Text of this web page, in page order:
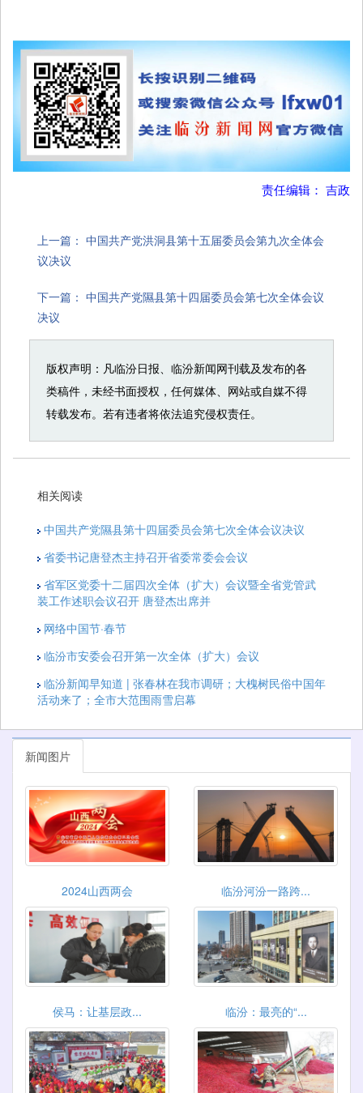
责任编辑： 吉政
上一篇： 中国共产党洪洞县第十五届委员会第九次全体会
议决议
下一篇： 中国共产党隰县第十四届委员会第七次全体会议
决议
版权声明：凡临汾日报、临汾新闻网刊载及发布的各
类稿件，未经书面授权，任何媒体、网站或自媒不得
转载发布。若有违者将依法追究侵权责任。
相关阅读
中国共产党隰县第十四届委员会第七次全体会议决议
省委书记唐登杰主持召开省委常委会会议
省军区党委十二届四次全体（扩大）会议暨全省党管武
装工作述职会议召开 唐登杰出席并
网络中国节·春节
临汾市安委会召开第一次全体（扩大）会议
临汾新闻早知道 | 张春林在我市调研；大槐树民俗中国年
活动来了；全市大范围雨雪启幕
新闻图片
2024山西两会 临汾河汾一路跨...
侯马：让基层政... 临汾：最亮的“...